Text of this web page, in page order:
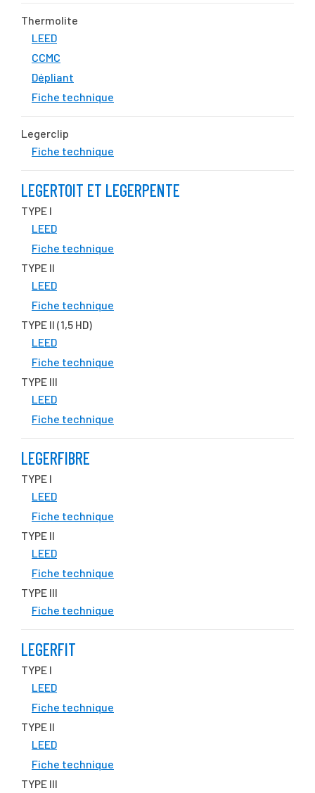
Thermolite
LEED
CCMC
Dépliant
Fiche technique
Legerclip
Fiche technique
LEGERTOIT ET LEGERPENTE
TYPE I
LEED
Fiche technique
TYPE II
LEED
Fiche technique
TYPE II (1,5 HD)
LEED
Fiche technique
TYPE III
LEED
Fiche technique
LEGERFIBRE
TYPE I
LEED
Fiche technique
TYPE II
LEED
Fiche technique
TYPE III
Fiche technique
LEGERFIT
TYPE I
LEED
Fiche technique
TYPE II
LEED
Fiche technique
TYPE III